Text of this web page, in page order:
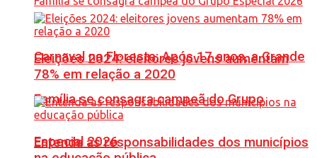
Carnaval na Floresta: Após 17 anos, a Grande
Família se consagra campeã do Grupo
Especial 2026
Eleições 2024: eleitores jovens aumentam
78% em relação a 2020
Entenda as responsabilidades dos municípios